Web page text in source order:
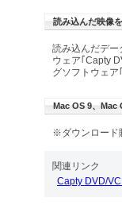
読み込んだ映像
読み込んだデー
ウェア｢Capty
グソフトウェア
Mac OS 9、Mac
※ダウンロード
関連リンク
Capty DVD/